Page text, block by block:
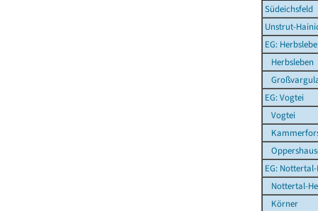
Südeichsfeld
Unstrut-
EG:
Herbsleben
EG: Vogtei
Vogtei
EG:
Nottertal-
Körner